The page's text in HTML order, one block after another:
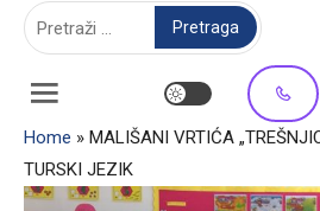
Home » MALIŠANI VRTIĆA
TURSKI JEZIK